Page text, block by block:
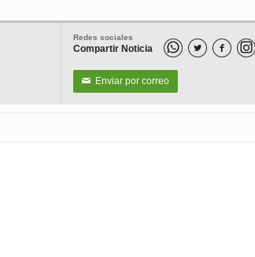
Redes sociales
Compartir Noticia  
✉ Enviar por correo